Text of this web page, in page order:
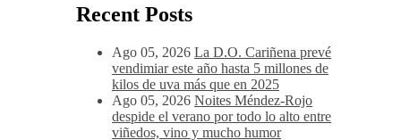
Recent Posts
Ago 05, 2026 La D.O. Cariñena prevé
vendimiar este año hasta 5 millones de
kilos de uva más que en 2025
Ago 05, 2026 Noites Méndez-Rojo
despide el verano por todo lo alto entre
viñedos, vino y mucho humor